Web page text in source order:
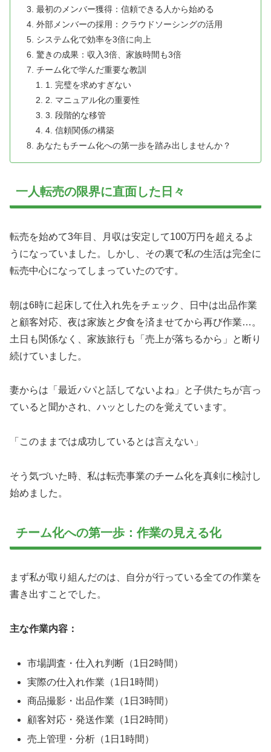
最初のメンバー獲得：信頼できる人から始める
外部メンバーの採用：クラウドソーシングの活用
システム化で効率を3倍に向上
驚きの成果：収入3倍、家族時間も3倍
チーム化で学んだ重要な教訓
1. 完璧を求めすぎない
2. マニュアル化の重要性
3. 段階的な移管
4. 信頼関係の構築
あなたもチーム化への第一歩を踏み出しませんか？
一人転売の限界に直面した日々
転売を始めて3年目、月収は安定して100万円を超えるよ
うになっていました。しかし、その裏で私の生活は完全に
転売中心になってしまっていたのです。
朝は6時に起床して仕入れ先をチェック、日中は出品作業
と顧客対応、夜は家族と夕食を済ませてから再び作業…。
土日も関係なく、家族旅行も「売上が落ちるから」と断り
続けていました。
妻からは「最近パパと話してないよね」と子供たちが言っ
ていると聞かされ、ハッとしたのを覚えています。
「このままでは成功しているとは言えない」
そう気づいた時、私は転売事業のチーム化を真剣に検討し
始めました。
チーム化への第一歩：作業の見える化
まず私が取り組んだのは、自分が行っている全ての作業を
書き出すことでした。
主な作業内容：
市場調査・仕入れ判断（1日2時間）
実際の仕入れ作業（1日1時間）
商品撮影・出品作業（1日3時間）
顧客対応・発送作業（1日2時間）
売上管理・分析（1日1時間）